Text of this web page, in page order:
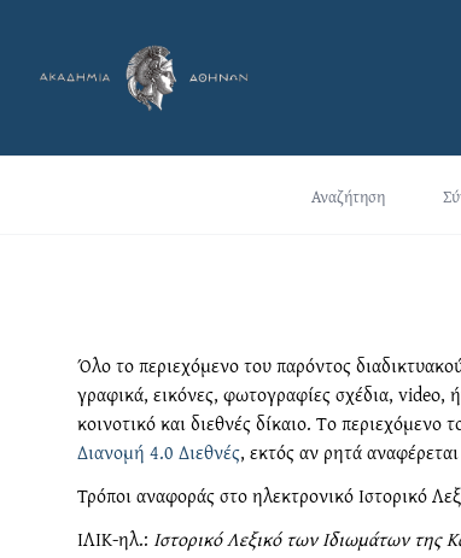
Αναζήτηση
Όλο το περιεχόμενο του παρόντος
γραφικά, εικόνες, φωτογραφίες σχέδια, video,
κοινοτικό και διεθνές δίκαιο. Tο
Διανομή 4.0 Διεθνές, εκτός αν ρητά
Τρόποι αναφοράς στο ηλεκτρονικό Ιστορικό
ΙΛΙΚ-ηλ.: Ιστορικό Λεξικό των Ιδιωμάτων της